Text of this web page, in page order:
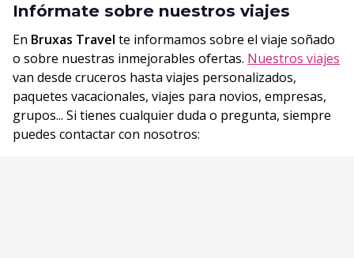
Infórmate sobre nuestros viajes
En Bruxas Travel te informamos sobre el viaje soñado
o sobre nuestras inmejorables ofertas. Nuestros viajes
van desde cruceros hasta viajes personalizados,
paquetes vacacionales, viajes para novios, empresas,
grupos... Si tienes cualquier duda o pregunta, siempre
puedes contactar con nosotros: